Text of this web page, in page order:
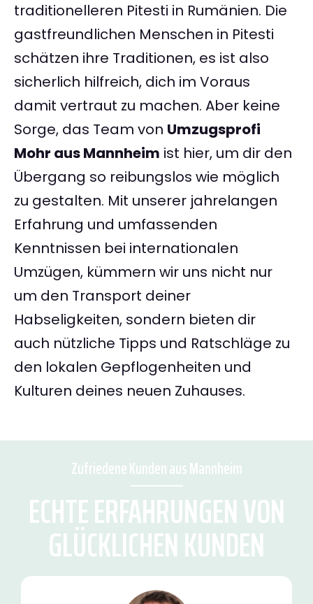
traditionelleren Pitesti in Rumänien. Die
gastfreundlichen Menschen in Pitesti
schätzen ihre Traditionen, es ist also
sicherlich hilfreich, dich im Voraus
damit vertraut zu machen. Aber keine
Sorge, das Team von Umzugsprofi
Mohr aus Mannheim ist hier, um dir den
Übergang so reibungslos wie möglich
zu gestalten. Mit unserer jahrelangen
Erfahrung und umfassenden
Kenntnissen bei internationalen
Umzügen, kümmern wir uns nicht nur
um den Transport deiner
Habseligkeiten, sondern bieten dir
auch nützliche Tipps und Ratschläge zu
den lokalen Gepflogenheiten und
Kulturen deines neuen Zuhauses.
Zufriedene Kunden aus Mannheim
ECHTE ERFAHRUNGEN VON
GLÜCKLICHEN KUNDEN